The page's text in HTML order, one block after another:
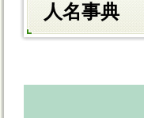
人名事典